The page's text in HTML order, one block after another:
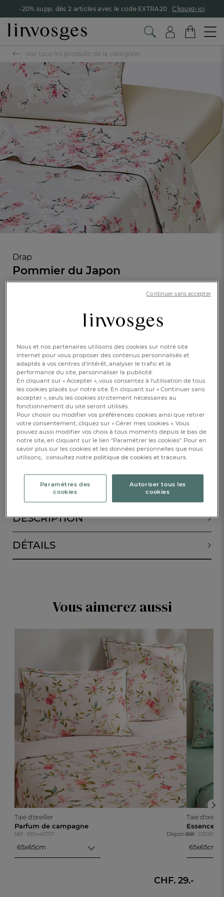
-20% supp. dès 2 articles avec le code EXTRA20 Cliquez-ici
FR DE
AT
BE
CH
Voir tous les produits de la catégorie
Drap
Pommier du Japon
En savoir +
Caractéristique :
Drap 1 pers.
180x310cm 240x310cm 270x310cm
Disponible
CHF. 90.-
1 AJOUTER AU PANIER
DESCRIPTION
DÉTAILS
Vous aimerez aussi
Taie d'oreiller
Parfum de campagne
Réf : 995440701 Disponible
65x65cm
CHF. 29.-
Taie
Essence
Réf : 082610101
65x65cm
Nous et nos partenaires utilisons des cookies sur notre site
internet pour vous proposer des contenus personnalisés et
adaptés à vos centres d’intérêt, analyser le trafic et la
performance du site, personnaliser la publicité.
En cliquant sur « Accepter », vous consentez à l'utilisation de tous
les cookies placés sur notre site. En cliquant sur « Continuer sans
accepter », seuls les cookies strictement nécessaires au
fonctionnement du site seront utilisés.
Pour choisir ou modifier vos préférences cookies ainsi que retirer
votre consentement, cliquez sur « Gérer mes cookies ». Vous
pouvez aussi modifier vos choix à tous moments depuis le bas de
notre site, en cliquant sur le lien "Paramétrer les cookies". Pour en
savoir plus sur les cookies et les données personnelles que nous
utilisons, consultez notre politique de cookies et traceurs.
Paramètres des
cookies
Autoriser tous les
cookies
Continuer sans accepter